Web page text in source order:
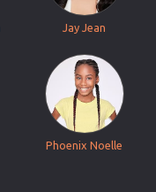
Jay Jean
Phoenix Noelle